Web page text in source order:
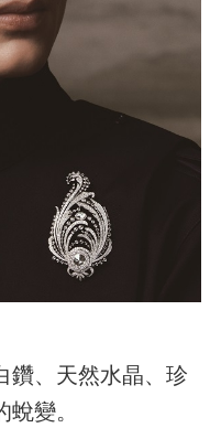
鑽、天然水晶、珍
變。